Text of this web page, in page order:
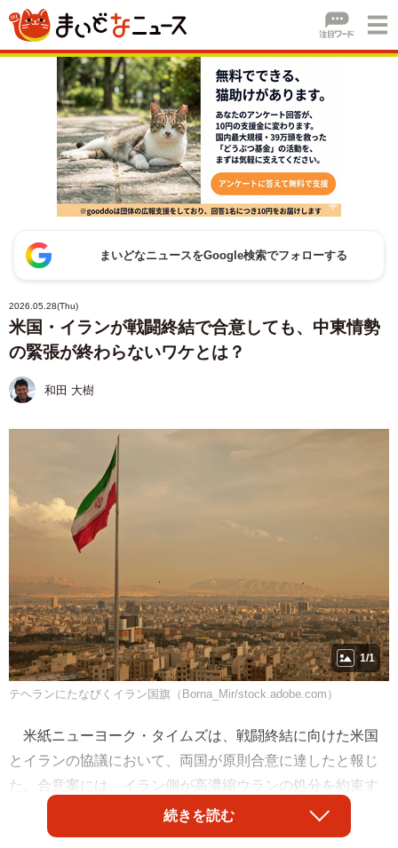
まいどなニュースをGoogle検索でフォローする
2026.05.28(Thu)
米国・イランが戦闘終結で合意しても、中東情勢
の緊張が終わらないワケとは？
和田 大樹
1/1
テヘランにたなびくイラン国旗（Borna_Mir/stock.adobe.com）
米紙ニューヨーク・タイムズは、戦闘終結に向けた米国
とイランの協議において、両国が原則合意に達したと報じ
た。合意案には、イラン側が高濃縮ウランの処分を約束す
ることや、ホルムズ海峡を開放することが条件として盛り
込まれており、これらを通じて戦闘を終結させる内容であ
続きを読む